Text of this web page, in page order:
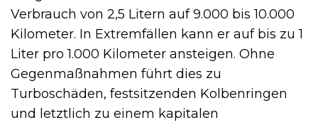
Verbrauch von 2,5 Litern auf 9.000 bis 10.000
Kilometer. In Extremfällen kann er auf bis zu 1
Liter pro 1.000 Kilometer ansteigen. Ohne
Gegenmaßnahmen führt dies zu
Turboschäden, festsitzenden Kolbenringen
und letztlich zu einem kapitalen